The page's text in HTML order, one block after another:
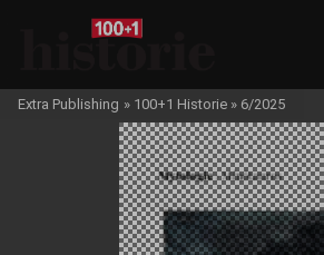
Extra Publishing » 100+1 Historie » 6/2025